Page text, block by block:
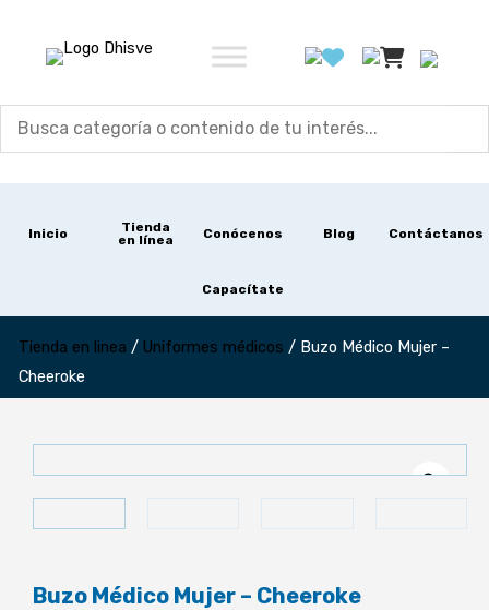
contenido
Inicio
Tienda
en línea
Conócenos Blog Contáctanos
Capacítate
Tienda en linea / Uniformes médicos / Buzo Médico Mujer –
Cheeroke
Buzo Médico Mujer – Cheeroke